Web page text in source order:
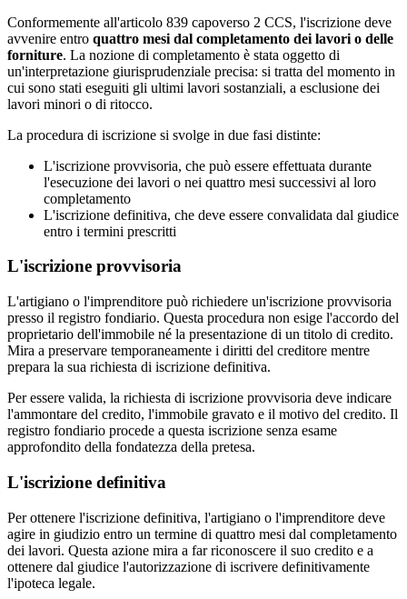
Conformemente all'articolo 839 capoverso 2 CCS, l'iscrizione deve
avvenire entro quattro mesi dal completamento dei lavori o delle
forniture. La nozione di completamento è stata oggetto di
un'interpretazione giurisprudenziale precisa: si tratta del momento in
cui sono stati eseguiti gli ultimi lavori sostanziali, a esclusione dei
lavori minori o di ritocco.
La procedura di iscrizione si svolge in due fasi distinte:
L'iscrizione provvisoria, che può essere effettuata durante
l'esecuzione dei lavori o nei quattro mesi successivi al loro
completamento
L'iscrizione definitiva, che deve essere convalidata dal giudice
entro i termini prescritti
L'iscrizione provvisoria
L'artigiano o l'imprenditore può richiedere un'iscrizione provvisoria
presso il registro fondiario. Questa procedura non esige l'accordo del
proprietario dell'immobile né la presentazione di un titolo di credito.
Mira a preservare temporaneamente i diritti del creditore mentre
prepara la sua richiesta di iscrizione definitiva.
Per essere valida, la richiesta di iscrizione provvisoria deve indicare
l'ammontare del credito, l'immobile gravato e il motivo del credito. Il
registro fondiario procede a questa iscrizione senza esame
approfondito della fondatezza della pretesa.
L'iscrizione definitiva
Per ottenere l'iscrizione definitiva, l'artigiano o l'imprenditore deve
agire in giudizio entro un termine di quattro mesi dal completamento
dei lavori. Questa azione mira a far riconoscere il suo credito e a
ottenere dal giudice l'autorizzazione di iscrivere definitivamente
l'ipoteca legale.